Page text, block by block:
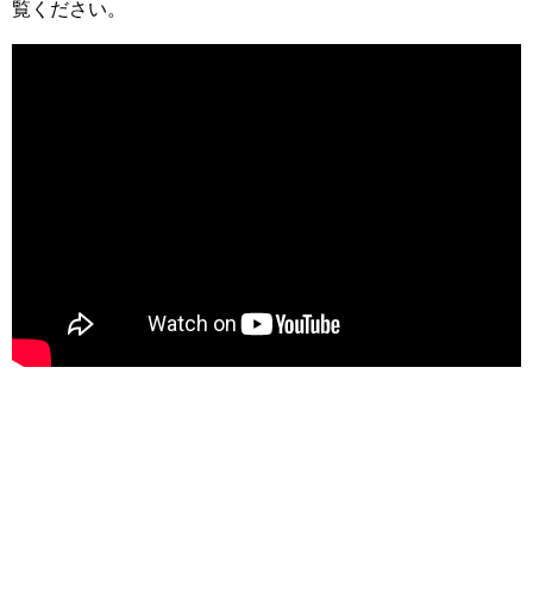
覧ください。